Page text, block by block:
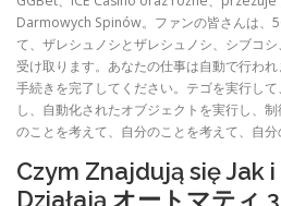
Darmowych Spinów。ファンの皆さんは、
て、ザレシュノシとザレシュノシ、シブコ
受け取ります。あなたの仕事は自​​動で行わ
手続きを完了してください。テゴを実行し
し、自動化されたオブジェクトを実行し、
のことを考えて、自分のことを考えて、自分
Czym Znajdują się Jak
Działają オートマティ